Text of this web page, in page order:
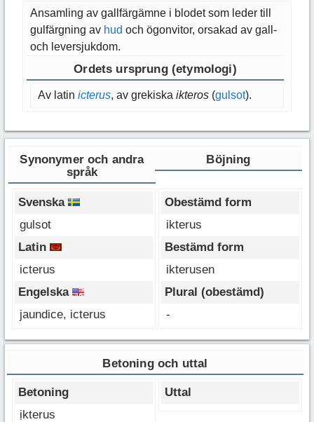
Ansamling av gallfärgämne i blodet som leder till
gulfärgning av hud och ögonvitor, orsakad av gall-
och leversjukdom.
Ordets ursprung (etymologi)
Av latin icterus, av grekiska ikteros (gulsot).
Synonymer och andra
språk
Böjning
Svenska
gulsot
Latin
icterus
Engelska
jaundice, icterus
Obestämd form
ikterus
Bestämd form
ikterusen
Plural (obestämd)
-
Betoning och uttal
Betoning
ịkterus
Uttal